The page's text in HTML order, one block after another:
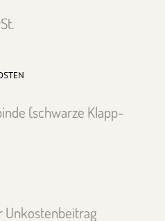
(schwarze Klapp­
Unkosten­beitrag